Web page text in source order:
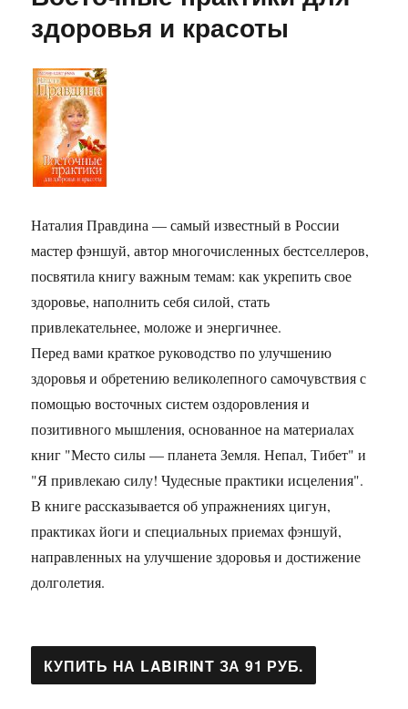
косметология
здоровья и красоты
Наталия Правдина — самый известный в России
мастер фэншуй, автор многочисленных бестселлеров,
посвятила книгу важным темам: как укрепить свое
здоровье, наполнить себя силой, стать
привлекательнее, моложе и энергичнее.
Перед вами краткое руководство по улучшению
здоровья и обретению великолепного самочувствия с
помощью восточных систем оздоровления и
позитивного мышления, основанное на материалах
книг "Место силы — планета Земля. Непал, Тибет" и
"Я привлекаю силу! Чудесные практики исцеления".
В книге рассказывается об упражнениях цигун,
практиках йоги и специальных приемах фэншуй,
направленных на улучшение здоровья и достижение
долголетия.